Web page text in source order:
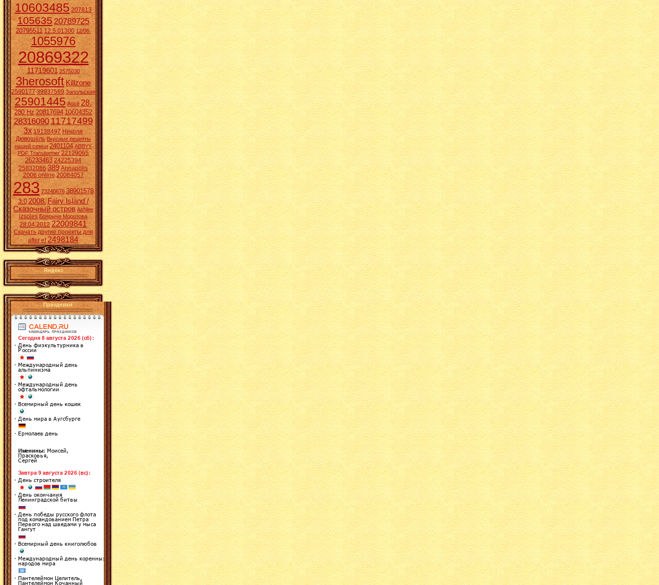
10603485 207813
10563520789725
20795511 12.5.01300 12/06.
1055976
20869322
11719601 2575030
3herosoft Killzone
2590177 39937569 Запольская
25901445 Aucē 28.
280 Hz 20817694 10604352
2831609011717499
3x 19138497 Николя
Дювошель Вкусные рецепты
нашей семьи 2401104 ABBYY
PDF Transformer 22129065
26233463 24225394
25832086 389 Annapolis
2006 online 20084057
283 23240676 38901578
3:0 2008. Fairy Island /
Сказочный остров Ashlee
izsoles Боярыня Морозова
28.04.2012 22009841
Скачать другие проекты для
after ef 2498184
Яндекс
Праздники